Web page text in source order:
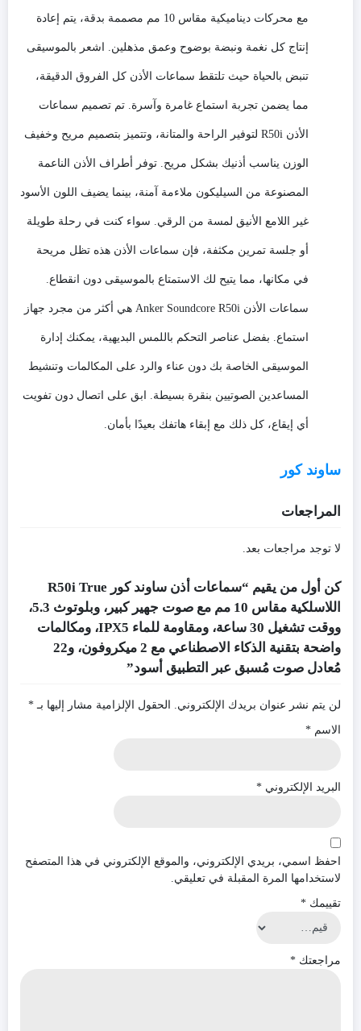
أسود
مع محركات ديناميكية مقاس 10 مم مصممة بدقة، يتم إعادة
إنتاج كل نغمة ونبضة بوضوح وعمق مذهلين. اشعر بالموسيقى
تنبض بالحياة حيث تلتقط سماعات الأذن كل الفروق الدقيقة،
مما يضمن تجربة استماع غامرة وآسرة. تم تصميم سماعات
الأذن R50i لتوفير الراحة والمتانة، وتتميز بتصميم مريح وخفيف
الوزن يناسب أذنيك بشكل مريح. توفر أطراف الأذن الناعمة
المصنوعة من السيليكون ملاءمة آمنة، بينما يضيف اللون الأسود
غير اللامع الأنيق لمسة من الرقي. سواء كنت في رحلة طويلة
أو جلسة تمرين مكثفة، فإن سماعات الأذن هذه تظل مريحة
في مكانها، مما يتيح لك الاستمتاع بالموسيقى دون انقطاع.
سماعات الأذن Anker Soundcore R50i هي أكثر من مجرد جهاز
استماع. بفضل عناصر التحكم باللمس البديهية، يمكنك إدارة
الموسيقى الخاصة بك دون عناء والرد على المكالمات وتنشيط
المساعدين الصوتيين بنقرة بسيطة. ابق على اتصال دون تفويت
أي إيقاع، كل ذلك مع إبقاء هاتفك بعيدًا بأمان.
ساوند كور
المراجعات
لا توجد مراجعات بعد.
كن أول من يقيم “سماعات أذن ساوند كور R50i True
اللاسلكية مقاس 10 مم مع صوت جهير كبير، وبلوتوث 5.3،
ووقت تشغيل 30 ساعة، ومقاومة للماء IPX5، ومكالمات
واضحة بتقنية الذكاء الاصطناعي مع 2 ميكروفون، و22
مُعادل صوت مُسبق عبر التطبيق أسود”
لن يتم نشر عنوان بريدك الإلكتروني. الحقول الإلزامية مشار إليها بـ *
الاسم *
البريد الإلكتروني *
احفظ اسمي، بريدي الإلكتروني، والموقع الإلكتروني في هذا المتصفح
لاستخدامها المرة المقبلة في تعليقي.
تقييمك *
مراجعتك *